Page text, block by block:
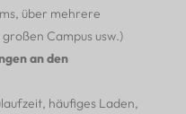
über mehrere
Campus usw.)
an den
häufiges Laden,